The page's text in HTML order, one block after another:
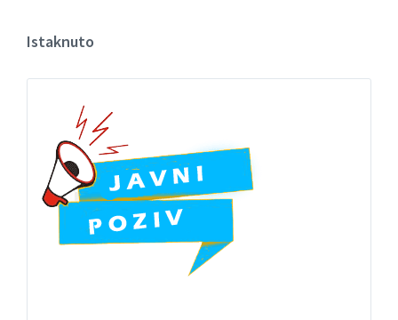
Istaknuto